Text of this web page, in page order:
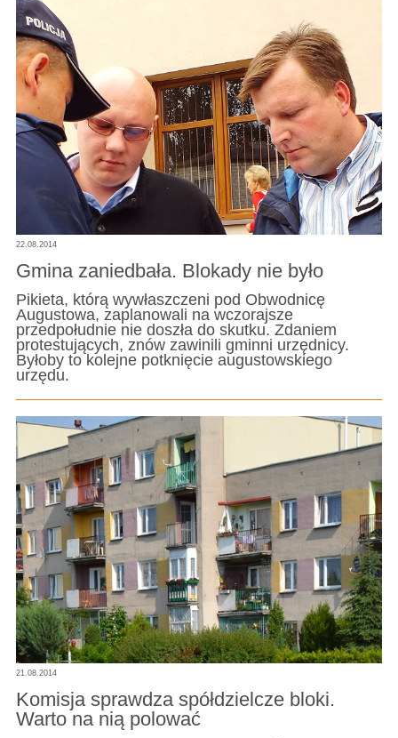
22.08.2014
Gmina zaniedbała. Blokady nie było
Pikieta, którą wywłaszczeni pod Obwodnicę
Augustowa, zaplanowali na wczorajsze
przedpołudnie nie doszła do skutku. Zdaniem
protestujących, znów zawinili gminni urzędnicy.
Byłoby to kolejne potknięcie augustowskiego
urzędu.
21.08.2014
Komisja sprawdza spółdzielcze bloki.
Warto na nią polować